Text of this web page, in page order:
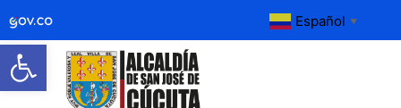
Abrir barra de herramientas
Español ▼